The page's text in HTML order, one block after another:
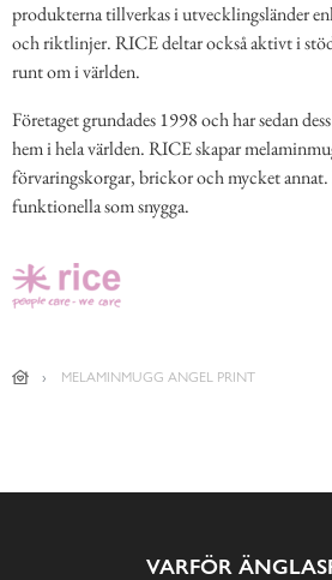
produkterna tillverkas i utvecklingsländer
och riktlinjer. RICE deltar också aktivt i
runt om i världen.
Företaget grundades 1998 och har sedan
hem i hela världen. RICE skapar
förvaringskorgar, brickor och mycket
funktionella som snygga.
MELAMINMUGG ANGEL PRINT
VARFÖR